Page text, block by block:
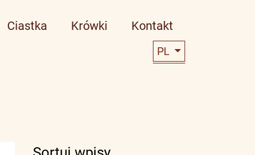
Ciastka Krówki Kontakt
PL